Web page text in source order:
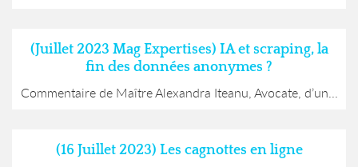
(Juillet 2023 Mag Expertises) IA et scraping, la
fin des données anonymes ?
Commentaire de Maître Alexandra Iteanu, Avocate, d’un...
(16 Juillet 2023) Les cagnottes en ligne